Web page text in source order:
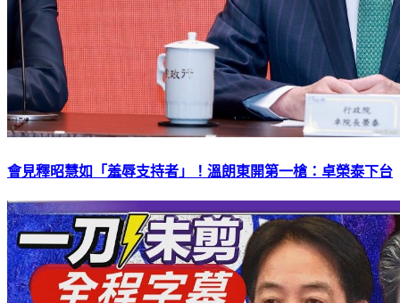
會見釋昭慧如「羞辱支持者」！溫朗東開第一槍：卓榮泰下台